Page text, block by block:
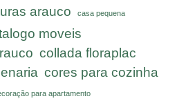
arauco
casa pequena
moveis
collada floraplac
cores para cozinha
para apartamento